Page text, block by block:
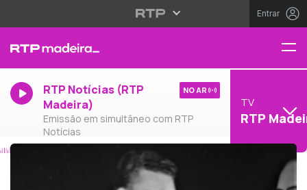
Entrar
RTP Notícias (RTP
Madeira)
Emissão em simultâneo com RTP
Notícias
NO AR
TV
RTP